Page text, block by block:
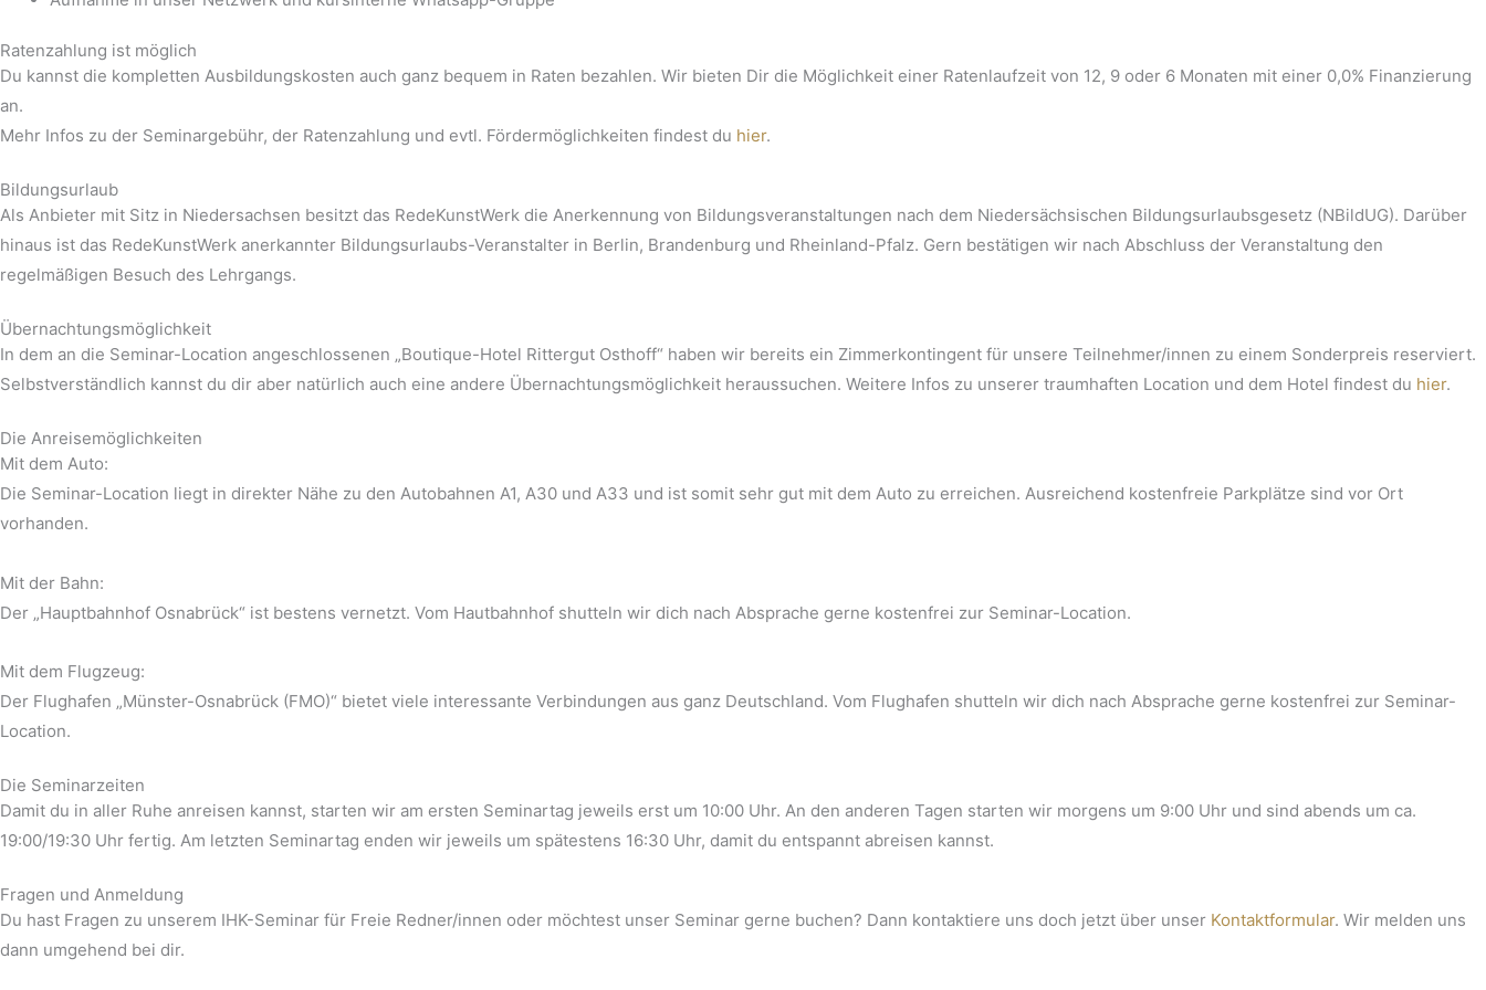
Ratenzahlung ist möglich
Du kannst die kompletten Ausbildungskosten auch ganz bequem in Raten bezahlen. Wir bieten Dir die Möglichkeit einer Ratenlaufzeit von 12, 9 oder 6 Monaten mit einer 0,0% Finanzierung
an.
Mehr Infos zu der Seminargebühr, der Ratenzahlung und evtl. Fördermöglichkeiten findest du hier.
Bildungsurlaub
Als Anbieter mit Sitz in Niedersachsen besitzt das RedeKunstWerk die Anerkennung von Bildungsveranstaltungen nach dem Niedersächsischen Bildungsurlaubsgesetz (NBildUG). Darüber
hinaus ist das RedeKunstWerk anerkannter Bildungsurlaubs-Veranstalter in Berlin, Brandenburg und Rheinland-Pfalz. Gern bestätigen wir nach Abschluss der Veranstaltung den
regelmäßigen Besuch des Lehrgangs.
Übernachtungsmöglichkeit
In dem an die Seminar-Location angeschlossenen „Boutique-Hotel Rittergut Osthoff“ haben wir bereits ein Zimmerkontingent für unsere Teilnehmer/innen zu einem Sonderpreis reserviert.
Selbstverständlich kannst du dir aber natürlich auch eine andere Übernachtungsmöglichkeit heraussuchen. Weitere Infos zu unserer traumhaften Location und dem Hotel findest du hier.
Die Anreisemöglichkeiten
Mit dem Auto:
Die Seminar-Location liegt in direkter Nähe zu den Autobahnen A1, A30 und A33 und ist somit sehr gut mit dem Auto zu erreichen. Ausreichend kostenfreie Parkplätze sind vor Ort
vorhanden.
Mit der Bahn:
Der „Hauptbahnhof Osnabrück“ ist bestens vernetzt. Vom Hautbahnhof shutteln wir dich nach Absprache gerne kostenfrei zur Seminar-Location.
Mit dem Flugzeug:
Der Flughafen „Münster-Osnabrück (FMO)“ bietet viele interessante Verbindungen aus ganz Deutschland. Vom Flughafen shutteln wir dich nach Absprache gerne kostenfrei zur Seminar-
Location.
Die Seminarzeiten
Damit du in aller Ruhe anreisen kannst, starten wir am ersten Seminartag jeweils erst um 10:00 Uhr. An den anderen Tagen starten wir morgens um 9:00 Uhr und sind abends um ca.
19:00/19:30 Uhr fertig. Am letzten Seminartag enden wir jeweils um spätestens 16:30 Uhr, damit du entspannt abreisen kannst.
Fragen und Anmeldung
Du hast Fragen zu unserem IHK-Seminar für Freie Redner/innen oder möchtest unser Seminar gerne buchen? Dann kontaktiere uns doch jetzt über unser Kontaktformular. Wir melden uns
dann umgehend bei dir.